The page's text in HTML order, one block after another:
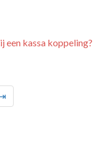
een kassa koppeling?